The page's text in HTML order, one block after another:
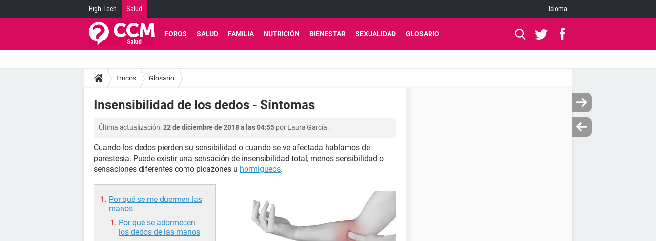
High-Tech Salud Idioma
FOROS SALUD FAMILIA NUTRICIÓN BIENESTAR SEXUALIDAD GLOSARIO
Trucos Glosario
Insensibilidad de los dedos - Síntomas
Última actualización:22 de diciembre de 2018 a las 04:55 por Laura García .
Cuando los dedos pierden su sensibilidad o cuando se ve afectada hablamos de
parestesia. Puede existir una sensación de insensibilidad total, menos sensibilidad o
sensaciones diferentes como picazones u hormigueos.
Por qué se me duermen las
manos
Por qué se adormecen
los dedos de las manos